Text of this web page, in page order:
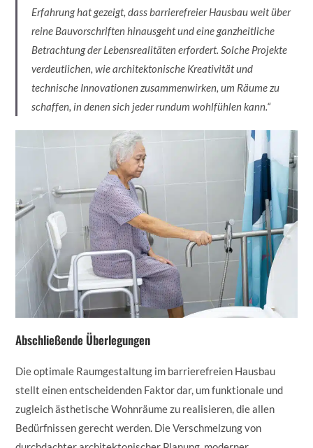
Erfahrung hat gezeigt, dass barrierefreier Hausbau weit über
reine Bauvorschriften hinausgeht und eine ganzheitliche
Betrachtung der Lebensrealitäten erfordert. Solche Projekte
verdeutlichen, wie architektonische Kreativität und
technische Innovationen zusammenwirken, um Räume zu
schaffen, in denen sich jeder rundum wohlfühlen kann.“
Abschließende Überlegungen
Die optimale Raumgestaltung im barrierefreien Hausbau
stellt einen entscheidenden Faktor dar, um funktionale und
zugleich ästhetische Wohnräume zu realisieren, die allen
Bedürfnissen gerecht werden. Die Verschmelzung von